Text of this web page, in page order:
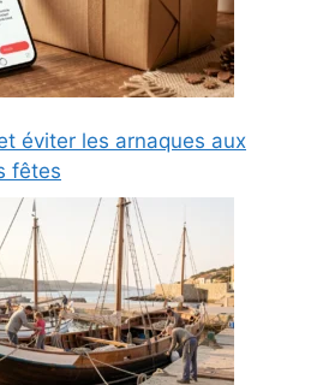
éviter les arnaques aux
fêtes